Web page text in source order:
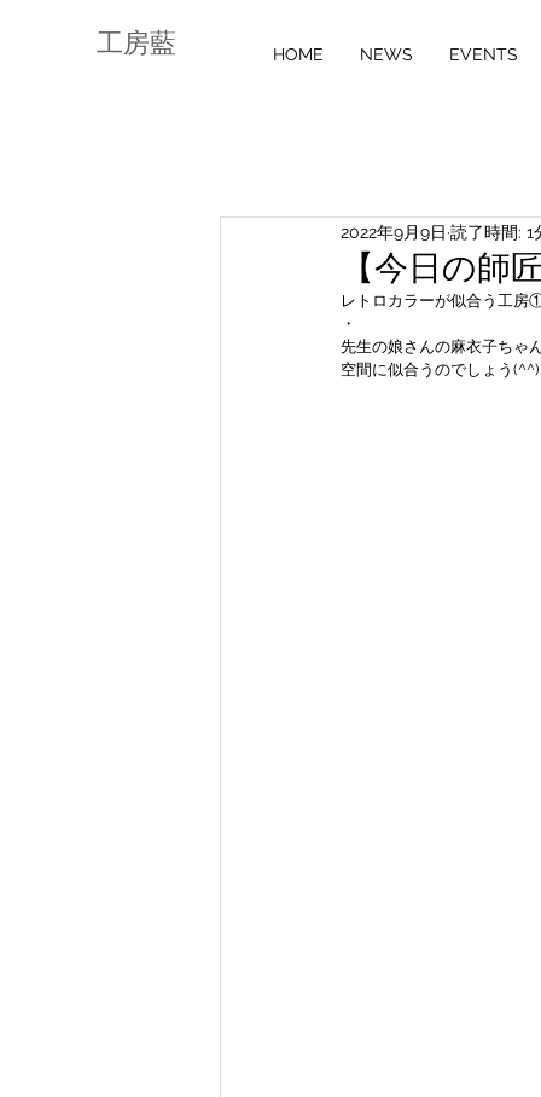
工房藍 HOME NEWS EVENTS
【今日の師
2022年9月9日 読了時間: 1
レトロカラーが似合う工房
・
先生の娘さんの麻衣子ちゃ
空間に似合うのでしょう(^^)